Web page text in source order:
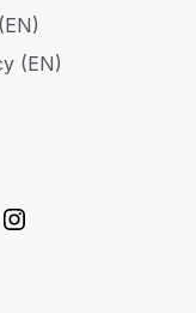
(EN)
Instagram